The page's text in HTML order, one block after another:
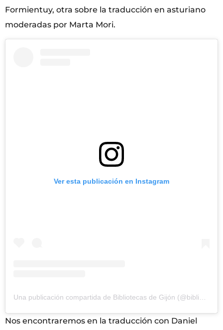
Formientuy, otra sobre la traducción en asturiano
moderadas por Marta Mori.
Ver esta publicación en Instagram
Nos encontraremos en la traducción con Daniel